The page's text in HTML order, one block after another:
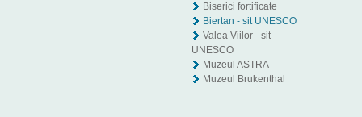
Biserici fortificate
Biertan - sit UNESCO
Valea Viilor - sit
UNESCO
Muzeul ASTRA
Muzeul Brukenthal